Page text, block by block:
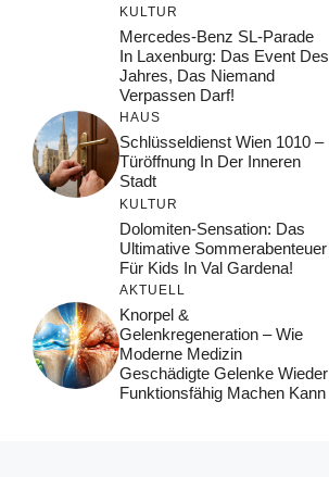
KULTUR
Mercedes-Benz SL-Parade
In Laxenburg: Das Event Des
Jahres, Das Niemand
Verpassen Darf!
HAUS
Schlüsseldienst Wien 1010 –
Türöffnung In Der Inneren
Stadt
KULTUR
Dolomiten-Sensation: Das
Ultimative Sommerabenteuer
Für Kids In Val Gardena!
AKTUELL
Knorpel &
Gelenkregeneration – Wie
Moderne Medizin
Geschädigte Gelenke Wieder
Funktionsfähig Machen Kann